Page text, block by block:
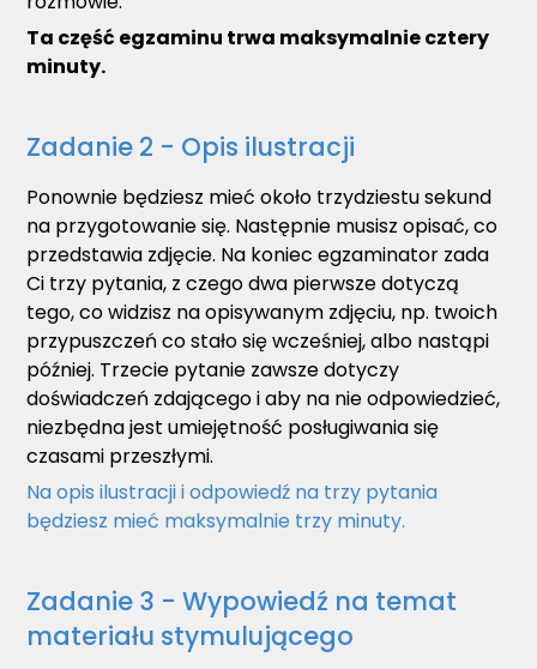
Ta część egzaminu trwa maksymalnie cztery
minuty.
Zadanie 2 - Opis ilustracji
Ponownie będziesz mieć około trzydziestu sekund
na przygotowanie się. Następnie musisz opisać, co
przedstawia zdjęcie. Na koniec egzaminator zada
Ci trzy pytania, z czego dwa pierwsze dotyczą
tego, co widzisz na opisywanym zdjęciu, np. twoich
przypuszczeń co stało się wcześniej, albo nastąpi
później. Trzecie pytanie zawsze dotyczy
doświadczeń zdającego i aby na nie odpowiedzieć,
niezbędna jest umiejętność posługiwania się
czasami przeszłymi.
Na opis ilustracji i odpowiedź na trzy pytania
będziesz mieć maksymalnie trzy minuty.
Zadanie 3 - Wypowiedź na temat
materiału stymulującego